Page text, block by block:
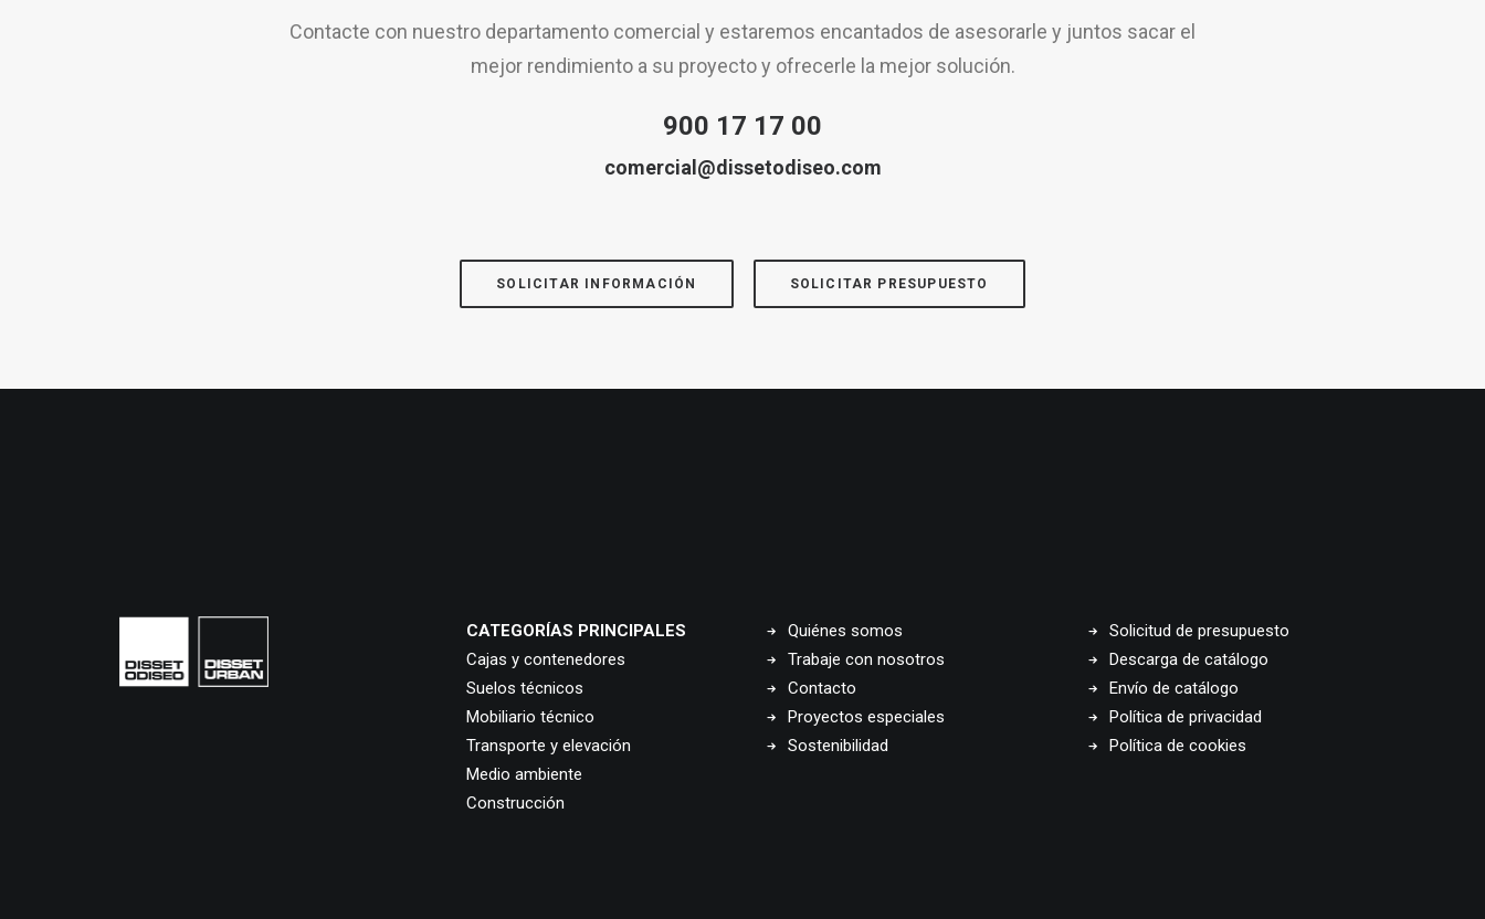
Contacte con nuestro departamento comercial y estaremos encantados de asesorarle y juntos sacar el
mejor rendimiento a su proyecto y ofrecerle la mejor solución.
900 17 17 00
comercial@dissetodiseo.com
SOLICITAR INFORMACIÓN SOLICITAR PRESUPUESTO
CATEGORÍAS PRINCIPALES
Cajas y contenedores
Suelos técnicos
Mobiliario técnico
Transporte y elevación
Medio ambiente
Construcción
Quiénes somos
Trabaje con nosotros
Contacto
Proyectos especiales
Sostenibilidad
Solicitud de presupuesto
Descarga de catálogo
Envío de catálogo
Política de privacidad
Política de cookies